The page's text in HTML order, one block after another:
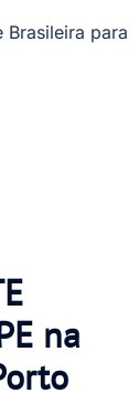
Brasileira para
na